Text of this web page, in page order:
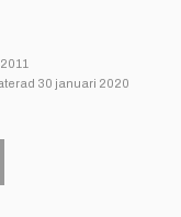
30 januari 2020